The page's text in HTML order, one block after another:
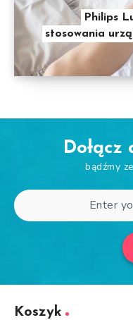
Philips
stosowania
bądźmy
Koszyk